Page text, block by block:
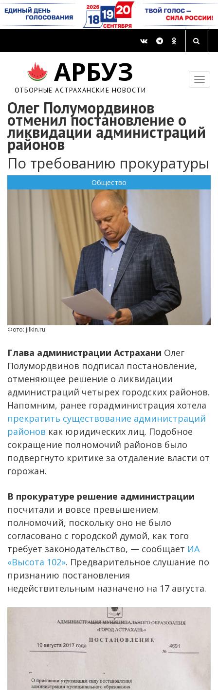
АРБУЗ
ОТБОРНЫЕ АСТРАХАНСКИЕ НОВОСТИ
Олег Полумордвинов
отменил постановление о
ликвидации администраций
районов
По требованию прокуратуры
Общество
Фото: jilkin.ru
Глава администрации Астрахани Олег
Полумордвинов подписал постановление,
отменяющее решение о ликвидации
администраций четырех городских районов.
Напомним, ранее горадминистрация хотела
прекратить существование администраций
районов как юридических лиц. Подобное
сокращение полномочий районов было
подвергнуто критике за отдаление власти от
горожан.
В прокуратуре решение администрации
посчитали и вовсе превышением
полномочий, поскольку оно не было
согласовано с городской думой, как того
требует законодательство, — сообщает ИА
«Высота 102». Предварительное слушание по
признанию постановления
недействительным назначено на 17 августа.